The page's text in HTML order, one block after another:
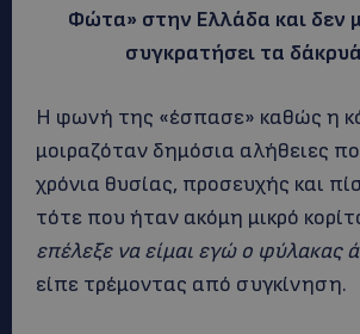
Φώτα» στην Ελλάδα και δεν
συγκρατήσει τα
Η φωνή της «έσπασε» καθώς η
μοιραζόταν δημόσια αλήθειες
χρόνια θυσίας, προσευχής και
τότε που ήταν ακόμη μικρό
επέλεξε να είμαι εγώ ο φύλακας
είπε τρέμοντας από συγκίνηση.